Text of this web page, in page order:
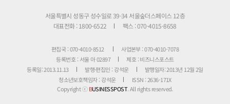
서울특별시 성동구 성수일로 39-34 서울숲더스페이스 12층
대표전화 : 1800-6522
팩스 : 070-4015-8658
편집국 : 070-4010-8512
사업본부 : 070-4010-7078
등록번호 : 서울 아 02897
제호 : 비즈니스포스트
등록일: 2013.11.13
발행·편집인 : 강석운
발행일자: 2013년 12월 2일
청소년보호책임자 : 강석운
ISSN : 2636-171X
Copyright ⓒBUSINESSPOST. All rights reserved.